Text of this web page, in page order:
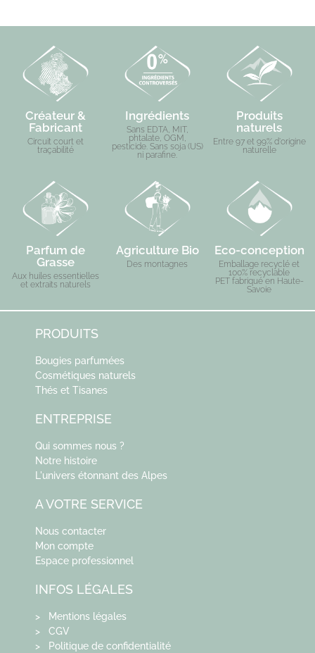
Créateur &
Fabricant
Circuit court et
traçabilité
Ingrédients
Sans EDTA, MIT,
phtalate, OGM,
pesticide. Sans soja (US)
ni parafine.
Produits
naturels
Entre 97 et 99% d'origine
naturelle
Parfum de
Grasse
Aux huiles essentielles
et extraits naturels
Agriculture Bio
Des montagnes
Eco-conception
Emballage recyclé et
100% recyclable
PET fabriqué en Haute-
Savoie
PRODUITS
Bougies parfumées
Cosmétiques naturels
Thés et Tisanes
ENTREPRISE
Qui sommes nous ?
Notre histoire
L'univers étonnant des Alpes
A VOTRE SERVICE
Nous contacter
Mon compte
Espace professionnel
INFOS LÉGALES
> Mentions légales
> CGV
> Politique de confidentialité